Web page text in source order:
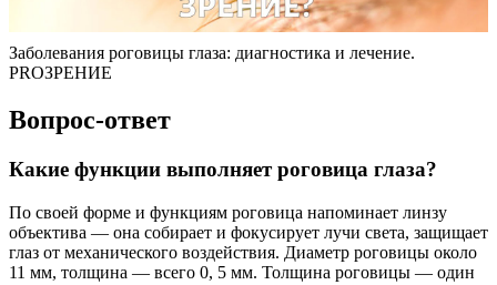
Заболевания роговицы глаза: диагностика и лечение.
PROЗРЕНИЕ
Вопрос-ответ
Какие функции выполняет роговица глаза?
По своей форме и функциям роговица напоминает линзу
объектива — она собирает и фокусирует лучи света, защищает
глаз от механического воздействия. Диаметр роговицы около
11 мм, толщина — всего 0, 5 мм. Толщина роговицы — один